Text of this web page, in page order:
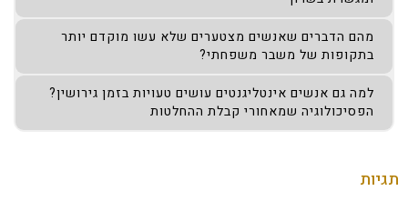
מהם הדברים שאנשים מצטערים שלא עשו מוקדם יותר
בתקופות של משבר משפחתי?
למה גם אנשים אינטליגנטים עושים טעויות בזמן גירושין?
הפסיכולוגיה שמאחורי קבלת ההחלטות
תגיות